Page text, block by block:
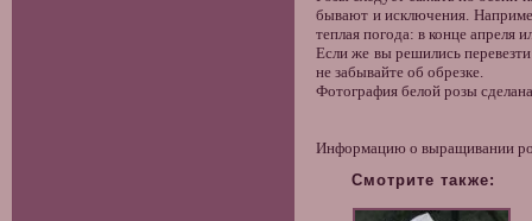
бывают и исключения.
теплая погода: в конце апреля
Если же вы решились
не забывайте об обрезке.
Фотография белой розы
Информацию о выращивании
Смотрите также: